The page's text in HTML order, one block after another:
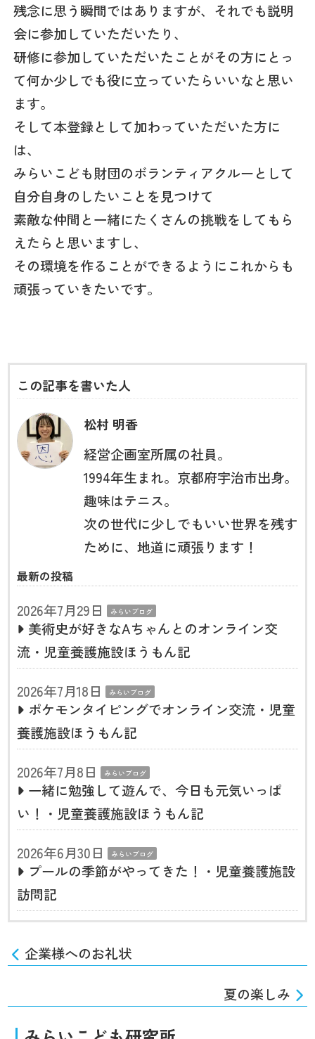
残念に思う瞬間ではありますが、それでも説明
会に参加していただいたり、
研修に参加していただいたことがその方にとっ
て何か少しでも役に立っていたらいいなと思い
ます。
そして本登録として加わっていただいた方に
は、
みらいこども財団のボランティアクルーとして
自分自身のしたいことを見つけて
素敵な仲間と一緒にたくさんの挑戦をしてもら
えたらと思いますし、
その環境を作ることができるようにこれからも
頑張っていきたいです。
この記事を書いた人
松村 明香
経営企画室所属の社員。
1994年生まれ。京都府宇治市出身。
趣味はテニス。
次の世代に少しでもいい世界を残す
ために、地道に頑張ります！
最新の投稿
2026年7月29日 みらいブログ
美術史が好きなAちゃんとのオンライン交
流・児童養護施設ほうもん記
2026年7月18日
みらいブログ
ポケモンタイピングでオンライン交流・児童
養護施設ほうもん記
2026年7月8日
みらいブログ
一緒に勉強して遊んで、今日も元気いっぱ
い！・児童養護施設ほうもん記
2026年6月30日
みらいブログ
プールの季節がやってきた！・児童養護施設
訪問記
企業様へのお礼状
夏の楽しみ